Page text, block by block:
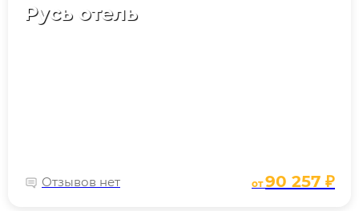
Русь отель
Отзывов нет от90 257 ₽